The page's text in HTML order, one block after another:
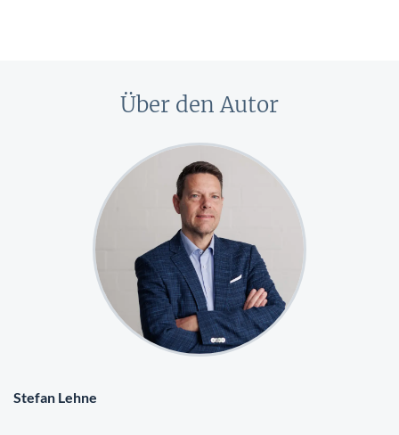
Über den Autor
Stefan Lehne